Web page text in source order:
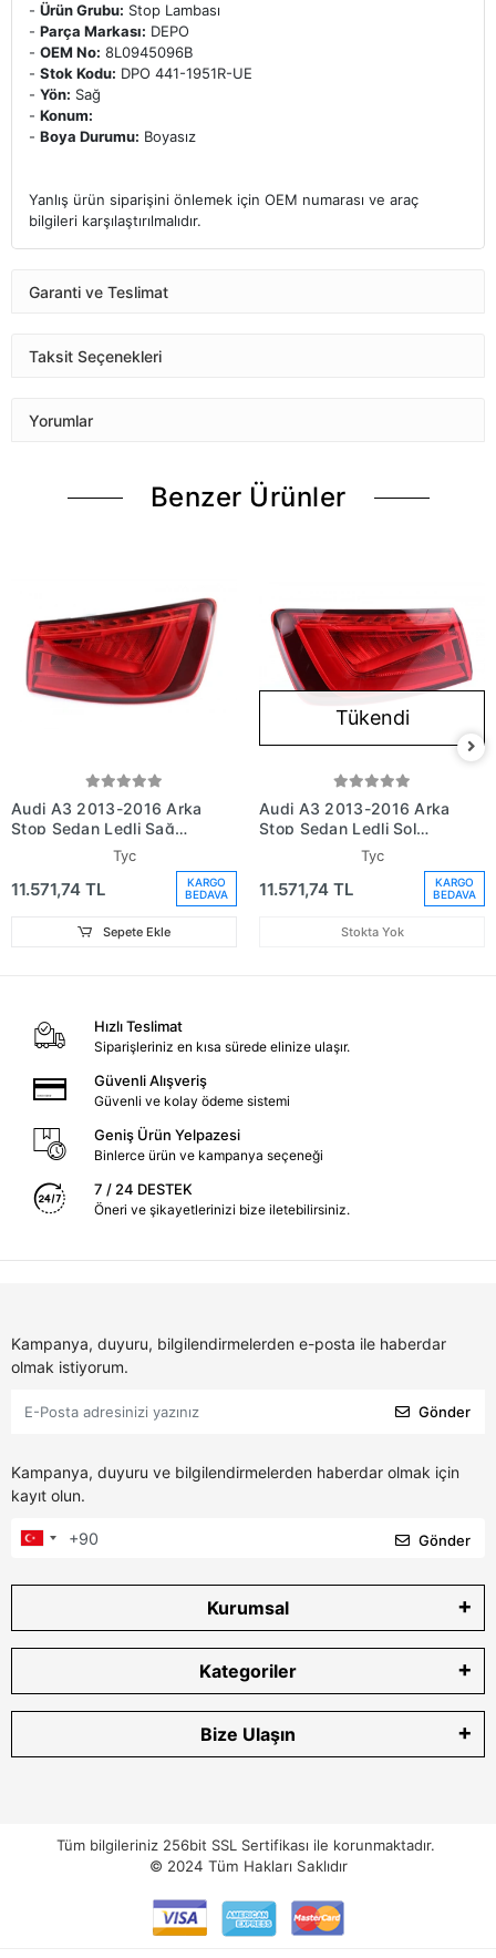
- Ürün Grubu: Stop Lambası
- Parça Markası: DEPO
- OEM No: 8L0945096B
- Stok Kodu: DPO 441-1951R-UE
- Yön: Sağ
- Konum:
- Boya Durumu: Boyasız
Yanlış ürün siparişini önlemek için OEM numarası ve araç
bilgileri karşılaştırılmalıdır.
Garanti ve Teslimat
Taksit Seçenekleri
Yorumlar
Benzer Ürünler
Audi A3 2013-2016 Arka
Stop Sedan Ledli Sağ
(Oem No: 8V5945096A)
Tyc
11.571,74 TL
KARGO
BEDAVA
Sepete Ekle
Tükendi
Audi A3 2013-2016 Arka
Stop Sedan Ledli Sol
(Oem No: 8V5945095A)
Tyc
11.571,74 TL
KARGO
BEDAVA
Stokta Yok
Hızlı Teslimat
Siparişleriniz en kısa sürede elinize ulaşır.
Güvenli Alışveriş
Güvenli ve kolay ödeme sistemi
Geniş Ürün Yelpazesi
Binlerce ürün ve kampanya seçeneği
7 / 24 DESTEK
Öneri ve şikayetlerinizi bize iletebilirsiniz.
Kampanya, duyuru, bilgilendirmelerden e-posta ile haberdar
olmak istiyorum.
Gönder
Kampanya, duyuru ve bilgilendirmelerden haberdar olmak için
kayıt olun.
Gönder
Kurumsal
Kategoriler
Bize Ulaşın
Tüm bilgileriniz 256bit SSL Sertifikası ile korunmaktadır.
© 2024 Tüm Hakları Saklıdır